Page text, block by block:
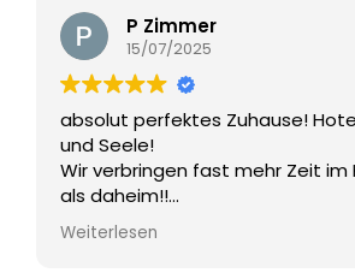
WELLNESS
ANGEBOTE
WISSENSWERTES
P Zimmer
15/07/2025
absolut perfektes Zuhause!
und Seele!
Wir verbringen fast mehr Zeit
als daheim!!
Das sagt doch alles!
Weiterlesen